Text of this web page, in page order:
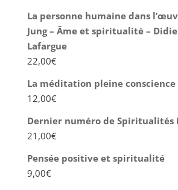
La personne humaine dans
Jung – Âme et spiritualité –
Lafargue
22,00€
La méditation pleine conscience
12,00€
Dernier numéro de Spiritualités
21,00€
Pensée positive et spiritualité
9,00€